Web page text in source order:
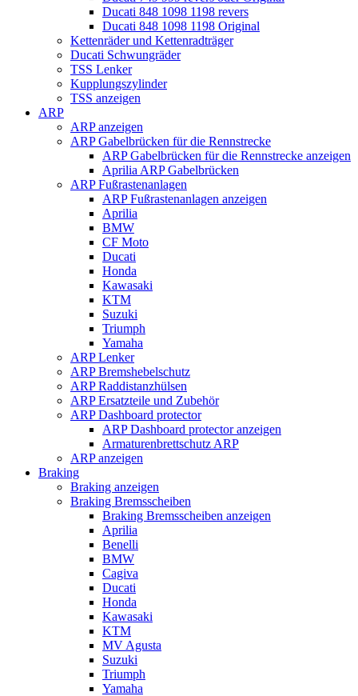
Ducati 848 1098 1198 revers
Ducati 848 1098 1198 Original
Kettenräder und Kettenradträger
Ducati Schwungräder
TSS Lenker
Kupplungszylinder
TSS anzeigen
ARP
ARP anzeigen
ARP Gabelbrücken für die Rennstrecke
ARP Gabelbrücken für die Rennstrecke anzeigen
Aprilia ARP Gabelbrücken
ARP Fußrastenanlagen
ARP Fußrastenanlagen anzeigen
Aprilia
BMW
CF Moto
Ducati
Honda
Kawasaki
KTM
Suzuki
Triumph
Yamaha
ARP Lenker
ARP Bremshebelschutz
ARP Raddistanzhülsen
ARP Ersatzteile und Zubehör
ARP Dashboard protector
ARP Dashboard protector anzeigen
Armaturenbrettschutz ARP
ARP anzeigen
Braking
Braking anzeigen
Braking Bremsscheiben
Braking Bremsscheiben anzeigen
Aprilia
Benelli
BMW
Cagiva
Ducati
Honda
Kawasaki
KTM
MV Agusta
Suzuki
Triumph
Yamaha